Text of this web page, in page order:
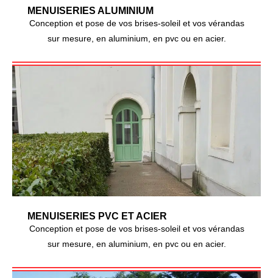
MENUISERIES ALUMINIUM
Conception et pose de vos brises-soleil et vos vérandas
sur mesure, en aluminium, en pvc ou en acier.
MENUISERIES PVC ET ACIER
Conception et pose de vos brises-soleil et vos vérandas
sur mesure, en aluminium, en pvc ou en acier.